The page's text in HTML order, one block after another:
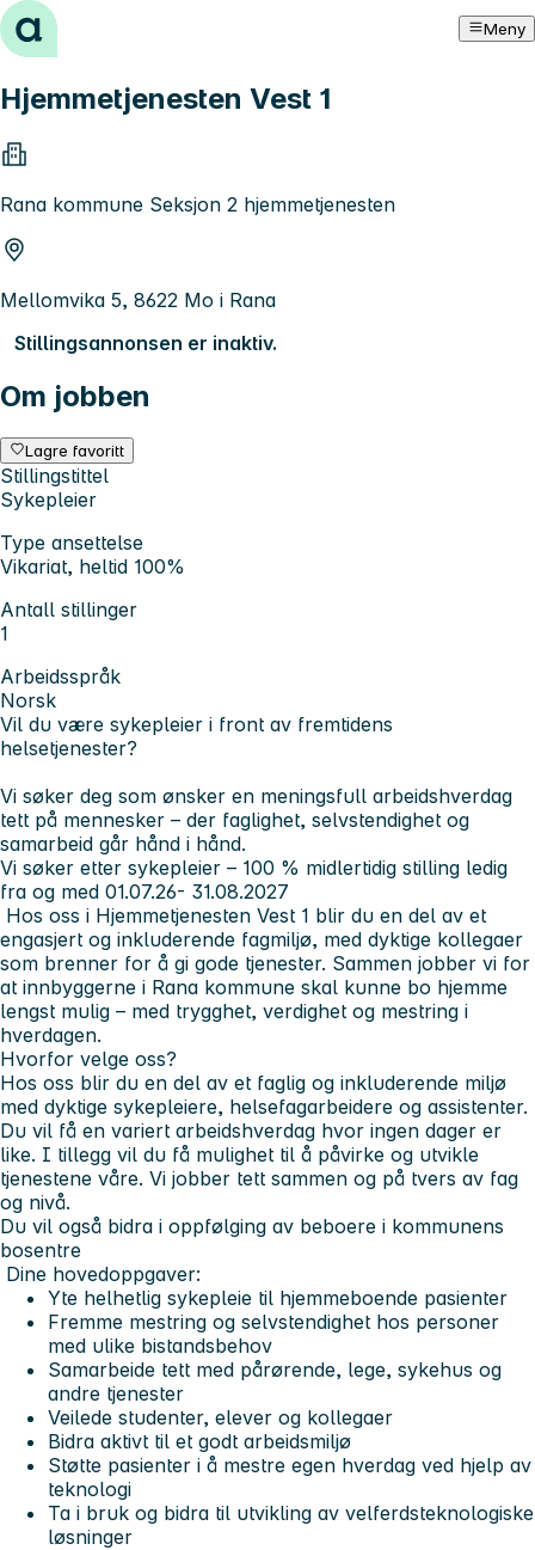
Hopp til innhold Meny
Hjemmetjenesten Vest 1
Rana kommune Seksjon 2 hjemmetjenesten
Mellomvika 5, 8622 Mo i Rana
Stillingsannonsen er inaktiv.
Om jobben
Lagre favoritt
Stillingstittel
Sykepleier
Type ansettelse
Vikariat, heltid 100%
Antall stillinger
1
Arbeidsspråk
Norsk
Vil du være sykepleier i front av fremtidens
helsetjenester?
Vi søker deg som ønsker en meningsfull arbeidshverdag
tett på mennesker – der faglighet, selvstendighet og
samarbeid går hånd i hånd.
Vi søker etter sykepleier – 100 % midlertidig stilling ledig
fra og med 01.07.26- 31.08.2027
Hos oss i Hjemmetjenesten Vest 1 blir du en del av et
engasjert og inkluderende fagmiljø, med dyktige kollegaer
som brenner for å gi gode tjenester. Sammen jobber vi for
at innbyggerne i Rana kommune skal kunne bo hjemme
lengst mulig – med trygghet, verdighet og mestring i
hverdagen.
Hvorfor velge oss?
Hos oss blir du en del av et faglig og inkluderende miljø
med dyktige sykepleiere, helsefagarbeidere og assistenter.
Du vil få en variert arbeidshverdag hvor ingen dager er
like. I tillegg vil du få mulighet til å påvirke og utvikle
tjenestene våre. Vi jobber tett sammen og på tvers av fag
og nivå.
Du vil også bidra i oppfølging av beboere i kommunens
bosentre
Dine hovedoppgaver:
Yte helhetlig sykepleie til hjemmeboende pasienter
Fremme mestring og selvstendighet hos personer
med ulike bistandsbehov
Samarbeide tett med pårørende, lege, sykehus og
andre tjenester
Veilede studenter, elever og kollegaer
Bidra aktivt til et godt arbeidsmiljø
Støtte pasienter i å mestre egen hverdag ved hjelp av
teknologi
Ta i bruk og bidra til utvikling av velferdsteknologiske
løsninger